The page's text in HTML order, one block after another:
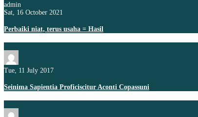
admin
Sat, 16 October 2021
Perbaiki niat, terus usaha = Hasil
Tue, 11 July 2017
Seinima Sapientia Proficiscitur Aconti Copassuni